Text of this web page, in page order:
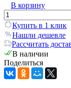
В корзину
Купить в 1 клик
Нашли дешевле
Рассчитать
В наличии
Поделиться